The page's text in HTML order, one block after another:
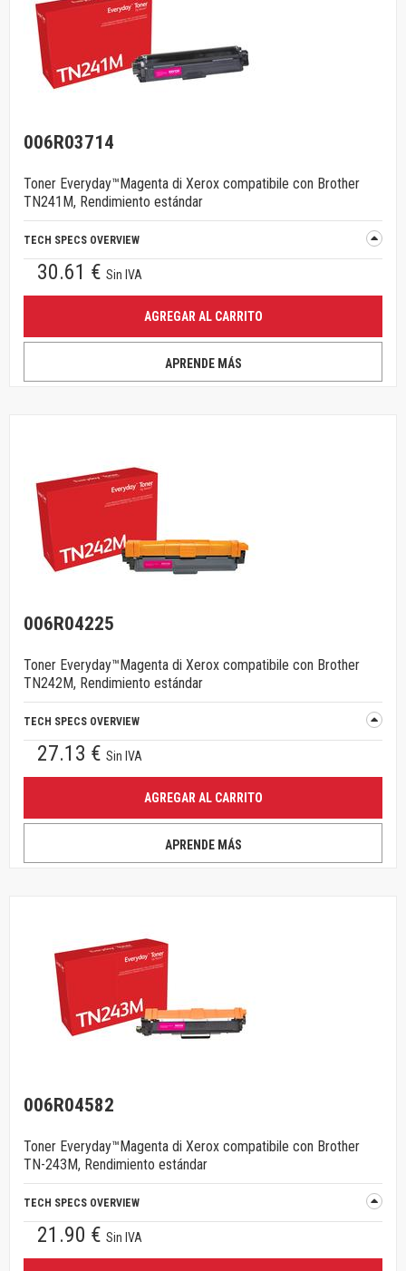
006R03714
Toner Everyday™Magenta di Xerox compatibile con Brother
TN241M, Rendimiento estándar
TECH SPECS OVERVIEW
30.61 € Sin IVA
AGREGAR AL CARRITO
APRENDE MÁS
006R04225
Toner Everyday™Magenta di Xerox compatibile con Brother
TN242M, Rendimiento estándar
TECH SPECS OVERVIEW
27.13 € Sin IVA
AGREGAR AL CARRITO
APRENDE MÁS
006R04582
Toner Everyday™Magenta di Xerox compatibile con Brother
TN-243M, Rendimiento estándar
TECH SPECS OVERVIEW
21.90 € Sin IVA